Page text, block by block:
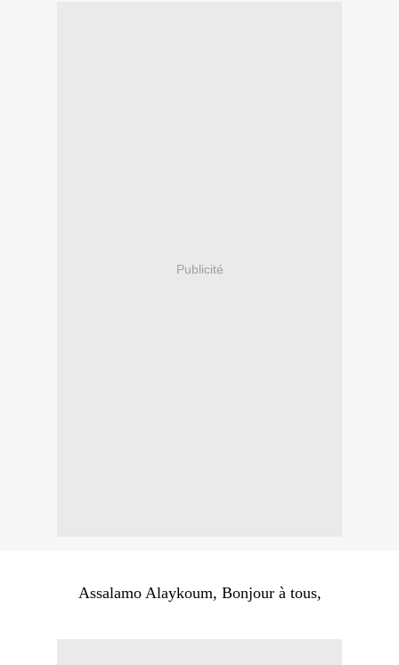
Publicité
Assalamo Alaykoum, Bonjour à tous,